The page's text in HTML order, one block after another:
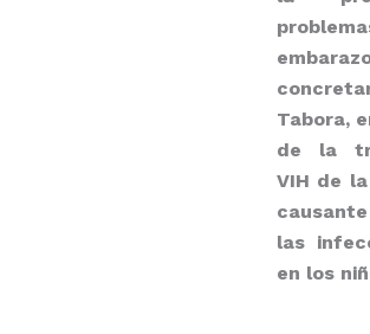
Tabora,
de la
VIH de
las
en los